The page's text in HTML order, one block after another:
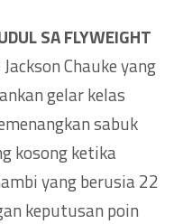
SA FLYWEIGHT
Chauke yang
gelar kelas
sabuk
kosong ketika
yang berusia 22
keputusan poin